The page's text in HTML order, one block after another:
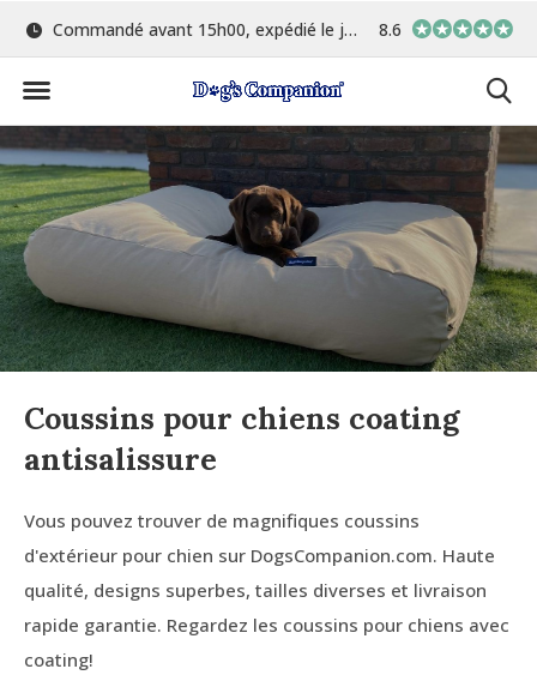
Commandé avant 15h00, expédié le jour même Le plus grand choix
8.6
Coussins pour chiens coating
antisalissure
Vous pouvez trouver de magnifiques coussins
d'extérieur pour chien sur DogsCompanion.com. Haute
qualité, designs superbes, tailles diverses et livraison
rapide garantie. Regardez les coussins pour chiens avec
coating!